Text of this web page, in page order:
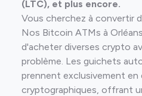
(LTC), et plus encore.
Vous cherchez à convertir
Nos Bitcoin ATMs à
d'acheter diverses crypto
problème. Les guichets
prennent exclusivement en
cryptographiques, offrant